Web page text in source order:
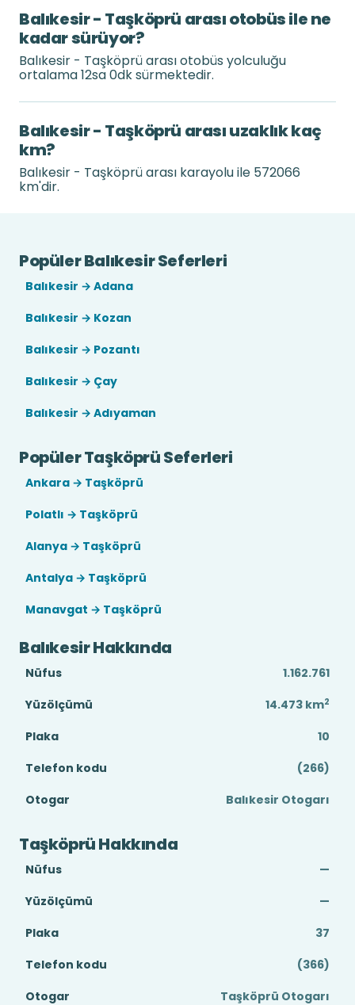
Balıkesir - Taşköprü arası otobüs ile ne
kadar sürüyor?
Balıkesir - Taşköprü arası otobüs yolculuğu
ortalama 12sa 0dk sürmektedir.
Balıkesir - Taşköprü arası uzaklık kaç
km?
Balıkesir - Taşköprü arası karayolu ile 572066
km'dir.
Popüler Balıkesir Seferleri
Balıkesir → Adana
Balıkesir → Kozan
Balıkesir → Pozantı
Balıkesir → Çay
Balıkesir → Adıyaman
Popüler Taşköprü Seferleri
Ankara → Taşköprü
Polatlı → Taşköprü
Alanya → Taşköprü
Antalya → Taşköprü
Manavgat → Taşköprü
Balıkesir Hakkında
Nüfus
1.162.761
Yüzölçümü
14.473 km2
Plaka
10
Telefon kodu
(266)
Otogar
Balıkesir Otogarı
Taşköprü Hakkında
Nüfus
—
Yüzölçümü
—
Plaka
37
Telefon kodu
(366)
Otogar
Taşköprü Otogarı